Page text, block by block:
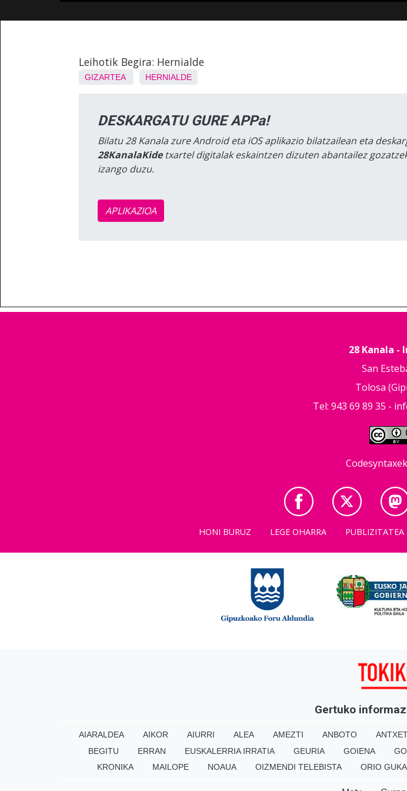
Leihotik Begira: Hernialde
GIZARTEA HERNIALDE
DESKARGATU GURE APPa!
Bilatu 28 Kanala zure Android eta iOS aplikazio bilatzailean eta
28KanalaKidetxartel digitalak eskaintzen dizuten abantailez
izango duzu.
APLIKAZIOA
28 Kanala -
San
Tolosa
Tel: 943 69 89 35 -
HONI BURUZ LEGE OHARRA PUBLIZITATEA
Gertuko
AIARALDEA AIKOR AIURRI ALEA AMEZTI ANBOTO
BEGITU
ERRAN EUSKALERRIA IRRATIA GEURIA GOIENA
KRONIKA
MAILOPE NOAUA OIZMENDI TELEBISTA ORIO GUKA